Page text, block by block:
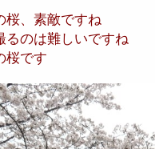
桜、素敵ですね
るのは難しいですね
桜です